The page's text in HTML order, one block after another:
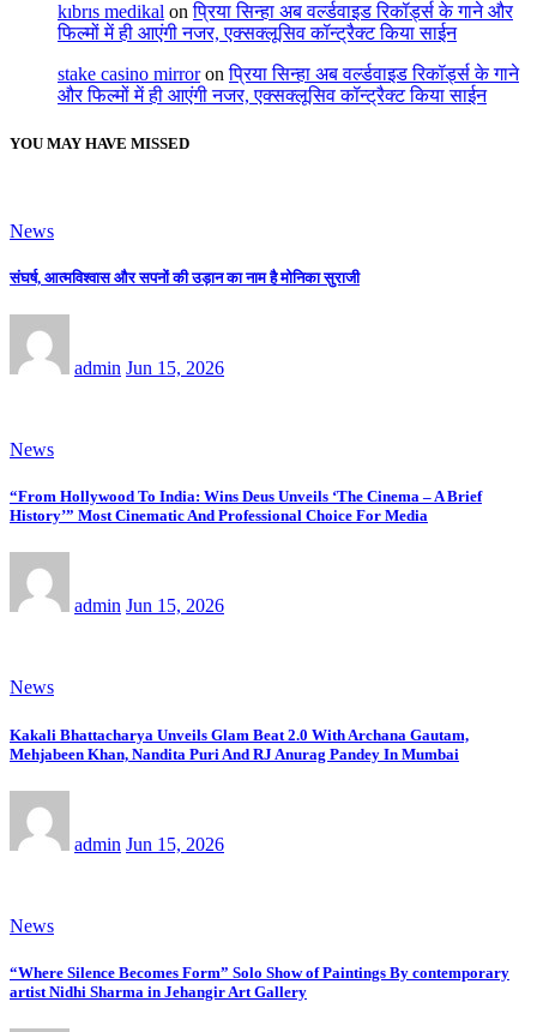
kıbrıs medikal onप्रिया सिन्हा अब वर्ल्डवाइड रिकॉर्ड्स के गाने और
फिल्मों में ही आएंगी नजर, एक्सक्लूसिव कॉन्ट्रैक्ट किया साईन
stake casino mirroronप्रिया सिन्हा अब वर्ल्डवाइड रिकॉर्ड्स के गाने
और फिल्मों में ही आएंगी नजर, एक्सक्लूसिव कॉन्ट्रैक्ट किया साईन
YOU MAY HAVE MISSED
News
संघर्ष, आत्मविश्वास और सपनों की उड़ान का नाम है मोनिका सुराजी
admin Jun 15, 2026
News
“From Hollywood To India: Wins Deus Unveils ‘The Cinema – A Brief
History’” Most Cinematic And Professional Choice For Media
admin Jun 15, 2026
News
Kakali Bhattacharya Unveils Glam Beat 2.0 With Archana Gautam,
Mehjabeen Khan, Nandita Puri And RJ Anurag Pandey In Mumbai
admin Jun 15, 2026
News
“Where Silence Becomes Form” Solo Show of Paintings By contemporary
artist Nidhi Sharma in Jehangir Art Gallery